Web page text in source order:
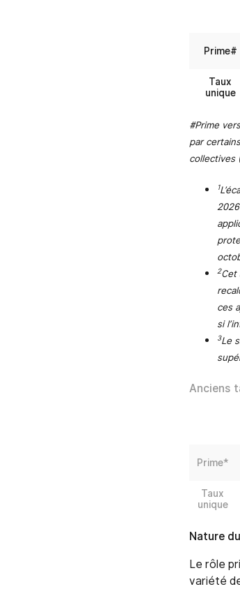
Prime#
Taux
unique
#Prime
par
collectives
1
2Cet
ces
si
3Le
Anciens
Prime*
Taux
unique
Nature
Le rôle
variété